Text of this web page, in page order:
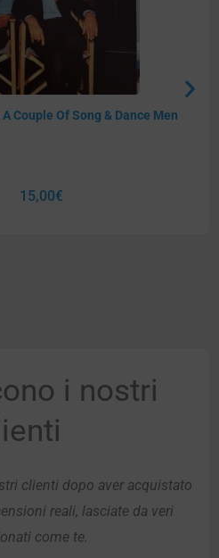
Couple Of Song & Dance Men
15,00€
i nostri
clienti dopo aver acquistato
reali, lasciate da veri
come te.